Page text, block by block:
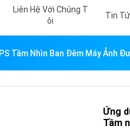
Liên Hệ Với Chúng T
Ôi
Tin
Tầm Nhìn Ban Đêm Máy Ảnh
Ứng
Tầm